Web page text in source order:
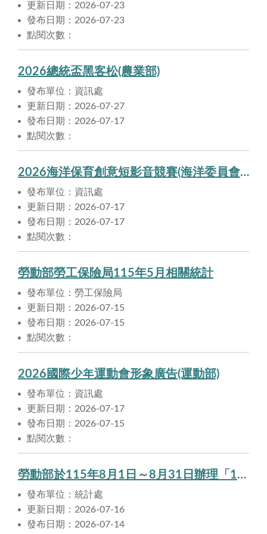
更新日期：2026-07-23
發布日期：2026-07-23
點閱次數：
2026總統盃黑客松(農業部)
發布單位：資訊處
更新日期：2026-07-27
發布日期：2026-07-17
點閱次數：
2026海洋保育創意短影音競賽(海洋委員會海洋保育署)
發布單位：資訊處
更新日期：2026-07-17
發布日期：2026-07-17
點閱次數：
勞動部勞工保險局115年5月相關統計
發布單位：勞工保險局
更新日期：2026-07-15
發布日期：2026-07-15
點閱次數：
2026國際少年運動會形象廣告(運動部)
發布單位：資訊處
更新日期：2026-07-17
發布日期：2026-07-15
點閱次數：
勞動部於115年8月1日～8月31日辦理「115年職類別薪資調查」，敬請受訪事業單位支持調查作業並配合填報
發布單位：統計處
更新日期：2026-07-16
發布日期：2026-07-14